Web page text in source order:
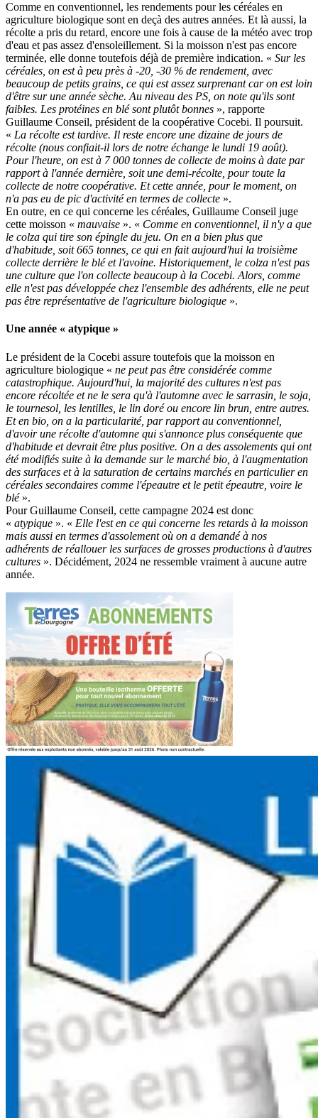
Comme en conventionnel, les rendements pour les céréales en
agriculture biologique sont en deçà des autres années. Et là aussi, la
récolte a pris du retard, encore une fois à cause de la météo avec trop
d'eau et pas assez d'ensoleillement. Si la moisson n'est pas encore
terminée, elle donne toutefois déjà de première indication. « Sur les
céréales, on est à peu près à -20, -30 % de rendement, avec
beaucoup de petits grains, ce qui est assez surprenant car on est loin
d'être sur une année sèche. Au niveau des PS, on note qu'ils sont
faibles. Les protéines en blé sont plutôt bonnes », rapporte
Guillaume Conseil, président de la coopérative Cocebi. Il poursuit.
« La récolte est tardive. Il reste encore une dizaine de jours de
récolte (nous confiait-il lors de notre échange le lundi 19 août).
Pour l'heure, on est à 7 000 tonnes de collecte de moins à date par
rapport à l'année dernière, soit une demi-récolte, pour toute la
collecte de notre coopérative. Et cette année, pour le moment, on
n'a pas eu de pic d'activité en termes de collecte ».
En outre, en ce qui concerne les céréales, Guillaume Conseil juge
cette moisson « mauvaise ». « Comme en conventionnel, il n'y a que
le colza qui tire son épingle du jeu. On en a bien plus que
d'habitude, soit 665 tonnes, ce qui en fait aujourd'hui la troisième
collecte derrière le blé et l'avoine. Historiquement, le colza n'est pas
une culture que l'on collecte beaucoup à la Cocebi. Alors, comme
elle n'est pas développée chez l'ensemble des adhérents, elle ne peut
pas être représentative de l'agriculture biologique ».
Une année « atypique »
Le président de la Cocebi assure toutefois que la moisson en
agriculture biologique « ne peut pas être considérée comme
catastrophique. Aujourd'hui, la majorité des cultures n'est pas
encore récoltée et ne le sera qu'à l'automne avec le sarrasin, le soja,
le tournesol, les lentilles, le lin doré ou encore lin brun, entre autres.
Et en bio, on a la particularité, par rapport au conventionnel,
d'avoir une récolte d'automne qui s'annonce plus conséquente que
d'habitude et devrait être plus positive. On a des assolements qui ont
été modifiés suite à la demande sur le marché bio, à l'augmentation
des surfaces et à la saturation de certains marchés en particulier en
céréales secondaires comme l'épeautre et le petit épeautre, voire le
blé».
Pour Guillaume Conseil, cette campagne 2024 est donc
« atypique ». « Elle l'est en ce qui concerne les retards à la moisson
mais aussi en termes d'assolement où on a demandé à nos
adhérents de réallouer les surfaces de grosses productions à d'autres
cultures ». Décidément, 2024 ne ressemble vraiment à aucune autre
année.